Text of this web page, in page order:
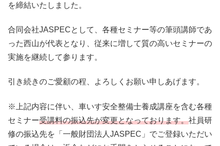
を締結いたしました。
合同会社JASPECとして、各種セミナー等の筆頭講師であ
った西山が代表となり、従来に増して質の高いセミナーの
実施を継続して参ります。
引き続きのご愛顧の程、よろしくお願い申しあげます。
※上記内容に伴い、車いす安全整備士養成講座を含む各種
セミナー受講料の振込先が変更となっております。社員研
修の振込先を「一般財団法人JASPEC」でご登録いただい